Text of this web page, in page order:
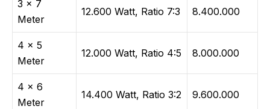
3 × 7
Meter
12.600 Watt, Ratio 7:3 8.400.000
4 × 5
Meter
12.000 Watt, Ratio 4:5 8.000.000
4 × 6
Meter
14.400 Watt, Ratio 3:2 9.600.000